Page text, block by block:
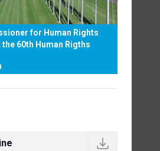
for Human Rights
60th Human Rigths